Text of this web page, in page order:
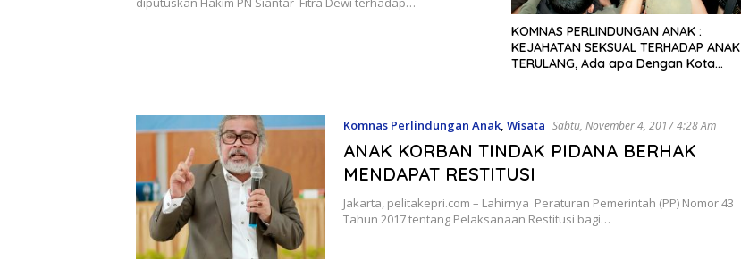
KOMNAS PERLINDUNGAN ANAK :
KEJAHATAN SEKSUAL TERHADAP ANAK
TERULANG, Ada apa Dengan Kota
Komnas Perlindungan Anak, Wisata Sabtu, November 4, 2017 4:28 Am
ANAK KORBAN TINDAK PIDANA BERHAK
MENDAPAT RESTITUSI
Jakarta, pelitakepri.com – Lahirnya Peraturan Pemerintah (PP) Nomor 43
Tahun 2017 tentang Pelaksanaan Restitusi bagi…